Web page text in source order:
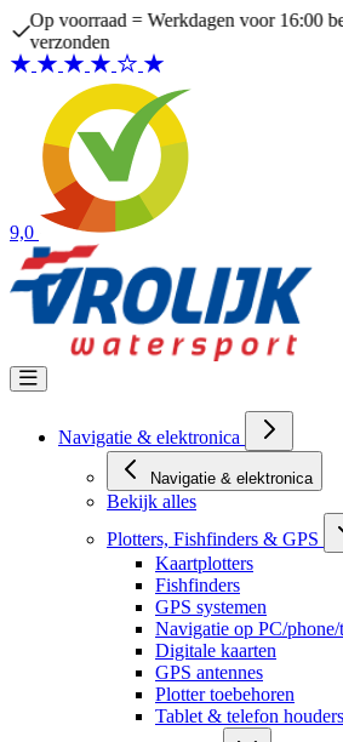
Ga naar de inhoud
Op voorraad = Werkdagen voor 16:00
verzonden
9,0
Navigatie & elektronica
Navigatie & elektronica
Bekijk alles
Plotters, Fishfinders & GPS
Kaartplotters
Fishfinders
GPS systemen
Navigatie op PC/phone/
Digitale kaarten
GPS antennes
Plotter toebehoren
Tablet & telefon houders